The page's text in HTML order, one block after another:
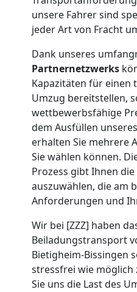
unsere Fahrer sind
jeder Art von Fracht
Dank unseres
Partnernetzwerks
Kapazitäten für einen
Umzug bereitstellen,
wettbewerbsfähige
dem Ausfüllen
erhalten Sie mehrere
Sie wählen können.
Prozess gibt Ihnen
auszuwählen, die am
Anforderungen und
Wir bei [ZZZ] haben
Beiladungstransport
Bietigheim-Bissingen
stressfrei wie möglich
Sie uns die Last des
Beiladung
Wolfsberg
Mini
Umzug
Wolfsberg
Umzug